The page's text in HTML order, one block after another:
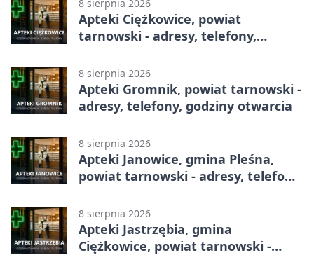
8 sierpnia 2026
Apteki Ciężkowice, powiat
tarnowski - adresy, telefony,
8 sierpnia 2026
Apteki Gromnik, powiat tarnowski -
adresy, telefony, godziny otwarcia
8 sierpnia 2026
Apteki Janowice, gmina Pleśna,
powiat tarnowski - adresy, telefony,
8 sierpnia 2026
Apteki Jastrzębia, gmina
Ciężkowice, powiat tarnowski -